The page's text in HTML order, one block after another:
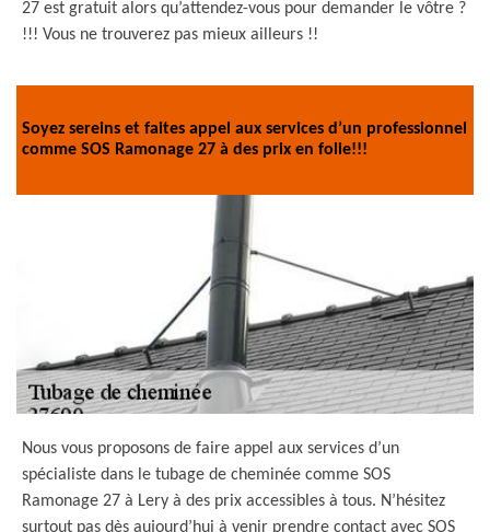
27 est gratuit alors qu’attendez-vous pour demander le vôtre ?
!!! Vous ne trouverez pas mieux ailleurs !!
Soyez sereins et faites appel aux services d’un professionnel
comme SOS Ramonage 27 à des prix en folie!!!
Nous vous proposons de faire appel aux services d’un
spécialiste dans le tubage de cheminée comme SOS
Ramonage 27 à Lery à des prix accessibles à tous. N’hésitez
surtout pas dès aujourd’hui à venir prendre contact avec SOS